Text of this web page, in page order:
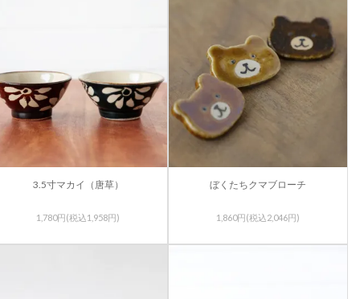
3.5寸マカイ（唐草）
1,780円(税込1,958円)
ぼくたちクマブローチ
1,860円(税込2,046円)